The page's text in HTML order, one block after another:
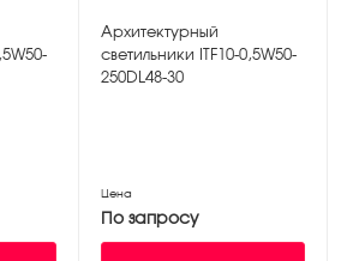
Архитектурный
светильники ITF10-0,5W50-
250DL48-30
Цена
По запросу